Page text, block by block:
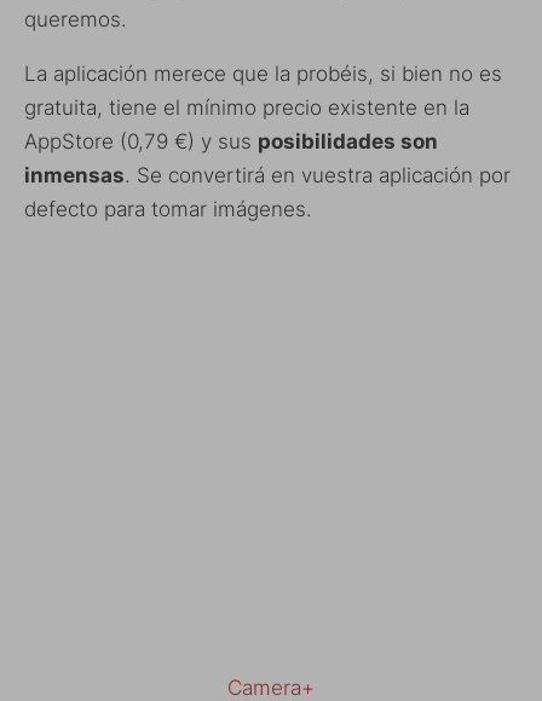
queremos.
La aplicación merece que la probéis, si bien no es
gratuita, tiene el mínimo precio existente en la
AppStore (0,79 €) y sus posibilidades son
inmensas. Se convertirá en vuestra aplicación por
defecto para tomar imágenes.
Camera+